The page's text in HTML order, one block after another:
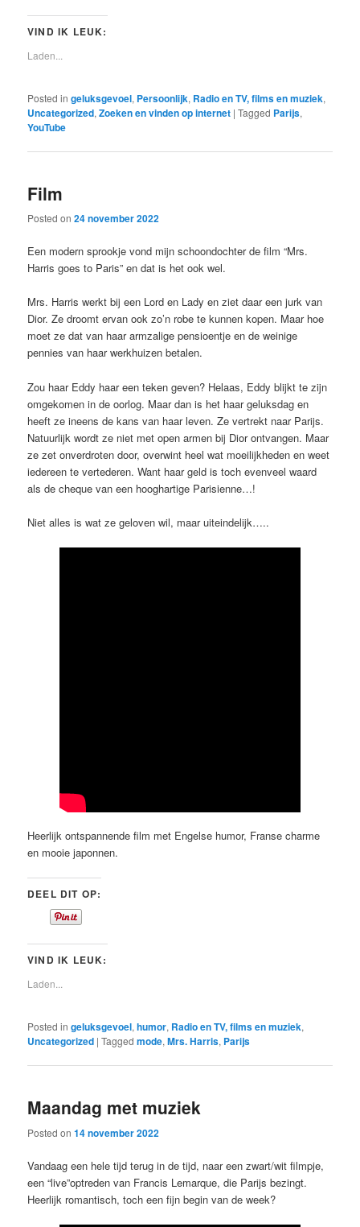
VIND IK LEUK:
Laden...
Posted in geluksgevoel, Persoonlijk, Radio en TV, films en muziek,
Uncategorized,Zoeken en vinden op internet |Tagged Parijs,
YouTube
Film
Posted on24 november 2022
Een modern sprookje vond mijn schoondochter de film “Mrs.
Harris goes to Paris” en dat is het ook wel.
Mrs. Harris werkt bij een Lord en Lady en ziet daar een jurk van
Dior. Ze droomt ervan ook zo’n robe te kunnen kopen. Maar hoe
moet ze dat van haar armzalige pensioentje en de weinige
pennies van haar werkhuizen betalen.
Zou haar Eddy haar een teken geven? Helaas, Eddy blijkt te zijn
omgekomen in de oorlog. Maar dan is het haar geluksdag en
heeft ze ineens de kans van haar leven. Ze vertrekt naar Parijs.
Natuurlijk wordt ze niet met open armen bij Dior ontvangen. Maar
ze zet onverdroten door, overwint heel wat moeilijkheden en weet
iedereen te vertederen. Want haar geld is toch evenveel waard
als de cheque van een hooghartige Parisienne…!
Niet alles is wat ze geloven wil, maar uiteindelijk…..
Heerlijk ontspannende film met Engelse humor, Franse charme
en mooie japonnen.
DEEL DIT OP:
VIND IK LEUK:
Laden...
Posted in geluksgevoel,humor, Radio en TV, films en muziek,
Uncategorized |Tagged mode,Mrs. Harris, Parijs
Maandag met muziek
Posted on14 november 2022
Vandaag een hele tijd terug in de tijd, naar een zwart/wit filmpje,
een “live”optreden van Francis Lemarque, die Parijs bezingt.
Heerlijk romantisch, toch een fijn begin van de week?